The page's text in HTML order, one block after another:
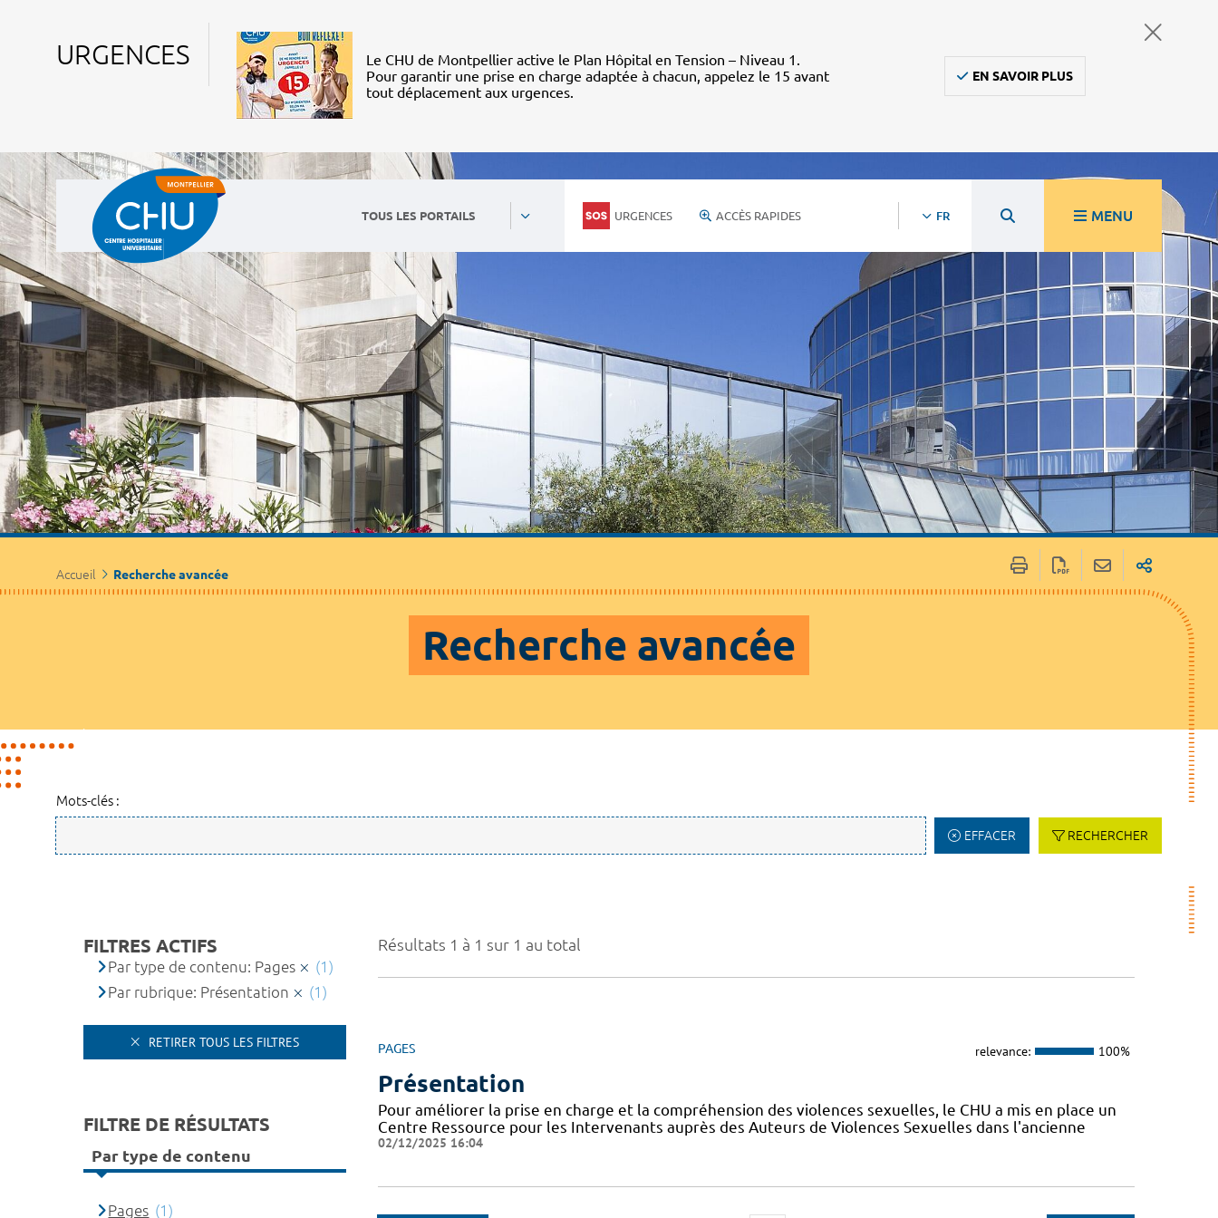
URGENCES
Le CHU de Montpellier active le Plan Hôpital en Tension – Niveau 1.
Pour garantir une prise en charge adaptée à chacun, appelez le 15 avant
tout déplacement aux urgences.
EN SAVOIR PLUS
TOUS LES PORTAILS URGENCES ACCÈS RAPIDES FR MENU
Accueil Recherche avancée
Recherche avancée
Mots-clés :
EFFACER RECHERCHER
Résultats 1 à 1 sur 1 au total
PAGES relevance: 100%
Présentation
Pour améliorer la prise en charge et la compréhension des violences sexuelles, le CHU a mis en place un
Centre Ressource pour les Intervenants auprès des Auteurs de Violences Sexuelles dans l'ancienne
02/12/2025 16:04
FILTRES ACTIFS
Par type de contenu: Pages
(1)
Par rubrique: Présentation
(1)
RETIRER TOUS LES FILTRES
FILTRE DE RÉSULTATS
Par type de contenu
Pages (1)